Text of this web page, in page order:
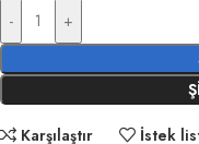
-
+
Karşılaştır İstek